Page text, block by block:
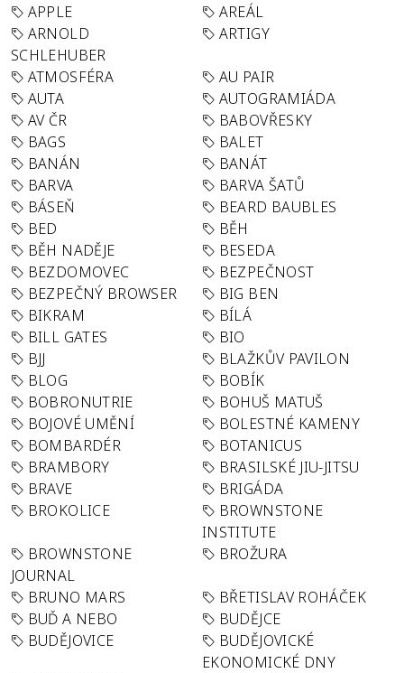
APPLE
AREÁL
ARNOLD
SCHLEHUBER
ARTIGY
ATMOSFÉRA
AU PAIR
AUTA
AUTOGRAMIÁDA
AV ČR
BABOVŘESKY
BAGS
BALET
BANÁN
BANÁT
BARVA
BARVA ŠATŮ
BÁSEŇ
BEARD BAUBLES
BED
BĚH
BĚH NADĚJE
BESEDA
BEZDOMOVEC
BEZPEČNOST
BEZPEČNÝ BROWSER
BIG BEN
BIKRAM
BÍLÁ
BILL GATES
BIO
BJJ
BLAŽKŮV PAVILON
BLOG
BOBÍK
BOBRONUTRIE
BOHUŠ MATUŠ
BOJOVÉ UMĚNÍ
BOLESTNÉ KAMENY
BOMBARDÉR
BOTANICUS
BRAMBORY
BRASILSKÉ JIU-JITSU
BRAVE
BRIGÁDA
BROKOLICE
BROWNSTONE
INSTITUTE
BROWNSTONE
JOURNAL
BROŽURA
BRUNO MARS
BŘETISLAV ROHÁČEK
BUĎ A NEBO
BUDĚJCE
BUDĚJOVICE
BUDĚJOVICKÉ
EKONOMICKÉ DNY